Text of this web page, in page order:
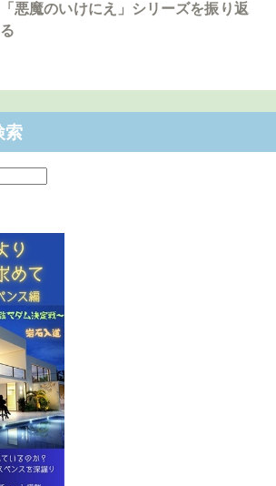
「悪魔のいけにえ」シリーズを振り返
る
索